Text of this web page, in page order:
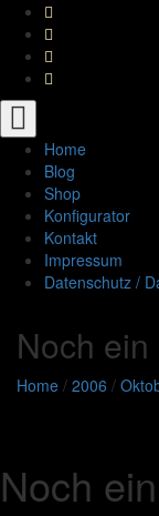
Toggle
navigation
Home
Blog
Shop
Konfigurator
Kontakt
Impressum
Datenschutz /
Noch
Home / 2006 /
Noch